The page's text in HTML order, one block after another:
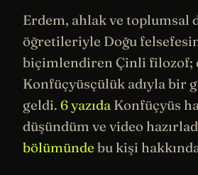
Erdem, ahlak ve toplumsal
öğretileriyle Doğu
biçimlendiren Çinli filozof;
Konfüçyüsçülük adıyla bir
geldi. 6 yazıda Konfüçyüs
düşündüm ve video
bölümünde bu kişi